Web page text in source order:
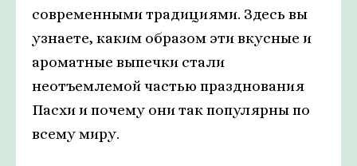
современными традициями. Здесь вы
узнаете, каким образом эти вкусные и
ароматные выпечки стали
неотъемлемой частью празднования
Пасхи и почему они так популярны по
всему миру.